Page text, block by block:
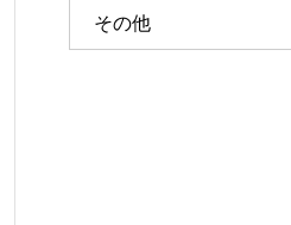
その他